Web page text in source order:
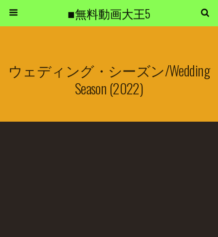
■無料動画大王5
ウェディング・シーズン/Wedding
Season (2022)